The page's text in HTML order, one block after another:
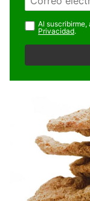
r
e
m
a
i
l
Al suscribirme,
Privacidad.